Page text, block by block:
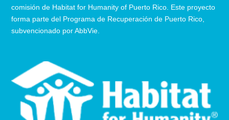
comisión de Habitat for Humanity of Puerto Rico. Este proyecto
forma parte del Programa de Recuperaciónde Puerto Rico,
subvencionado por AbbVie.